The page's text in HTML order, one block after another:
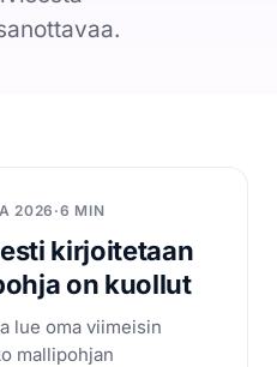
2026 ·6 MIN
kirjoitetaan
on kuollut
lue oma viimeisin
mallipohjan